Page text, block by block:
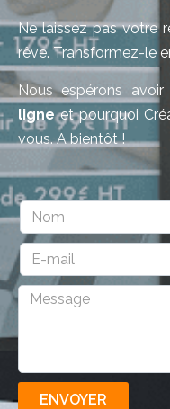
Ne laissez pas votre
rêve. Transformez-le
Nous espérons
ligneet pourquoi
vous. A bientôt !
ENVOYER